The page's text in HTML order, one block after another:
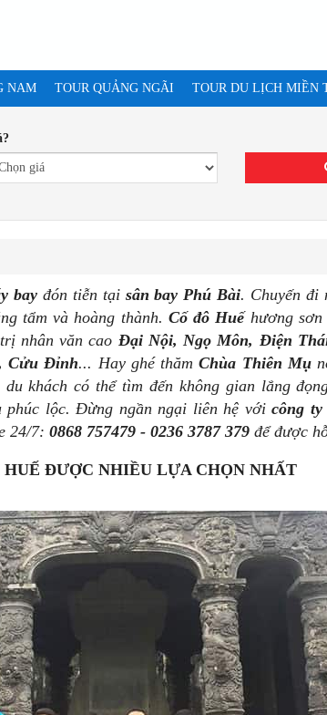
NAM TOUR QUẢNG NGÃI TOUR DU LỊCH MIỀN
bay đón tiễn tạisân bay Phú Bài. Chuyến đi
tẩm và hoàng thành. Cố đô Huếhương sơn
nhân văn cao Đại Nội, Ngọ Môn, Điện
Cửu Đỉnh... Hay ghé thămChùa Thiên Mụ
khách có thể tìm đến không gian lắng
phúc lộc. Đừng ngần ngại liên hệ vớicông
24/7: 0868 757479 - 0236 3787 379để được
ĐƯỢC NHIỀU LỰA CHỌN NHẤT